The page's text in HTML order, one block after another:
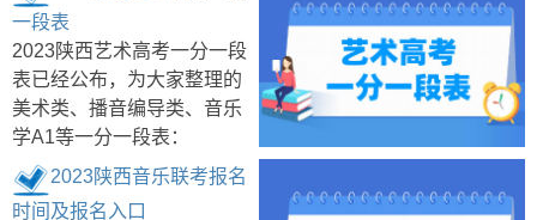
一段表
2023陕西艺术高考一分一段
表已经公布，为大家整理的
美术类、播音编导类、音乐
学A1等一分一段表：
2023陕西音乐联考报名
时间及报名入口